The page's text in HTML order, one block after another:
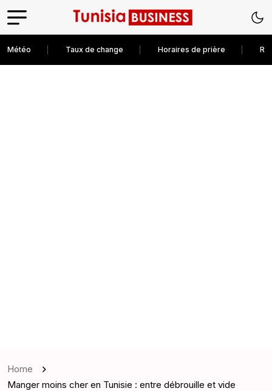
Météo Taux de change Horaires de prière
Home
Manger moins cher en Tunisie : entre débrouille et vide